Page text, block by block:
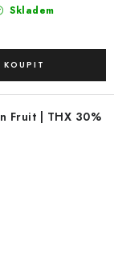
Skladem
Fruit | THX 30%